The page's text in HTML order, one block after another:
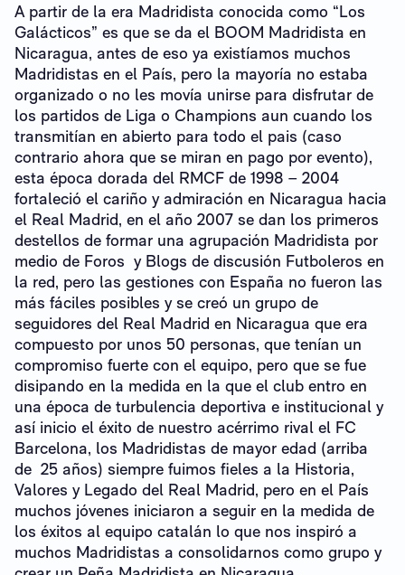
A partir de la era Madridista conocida como “Los
Galácticos” es que se da el BOOM Madridista en
Nicaragua, antes de eso ya existíamos muchos
Madridistas en el País, pero la mayoría no estaba
organizado o no les movía unirse para disfrutar de
los partidos de Liga o Champions aun cuando los
transmitían en abierto para todo el pais (caso
contrario ahora que se miran en pago por evento),
esta época dorada del RMCF de 1998 – 2004
fortaleció el cariño y admiración en Nicaragua hacia
el Real Madrid, en el año 2007 se dan los primeros
destellos de formar una agrupación Madridista por
medio de Foros y Blogs de discusión Futboleros en
la red, pero las gestiones con España no fueron las
más fáciles posibles y se creó un grupo de
seguidores del Real Madrid en Nicaragua que era
compuesto por unos 50 personas, que tenían un
compromiso fuerte con el equipo, pero que se fue
disipando en la medida en la que el club entro en
una época de turbulencia deportiva e institucional y
así inicio el éxito de nuestro acérrimo rival el FC
Barcelona, los Madridistas de mayor edad (arriba
de 25 años) siempre fuimos fieles a la Historia,
Valores y Legado del Real Madrid, pero en el País
muchos jóvenes iniciaron a seguir en la medida de
los éxitos al equipo catalán lo que nos inspiró a
muchos Madridistas a consolidarnos como grupo y